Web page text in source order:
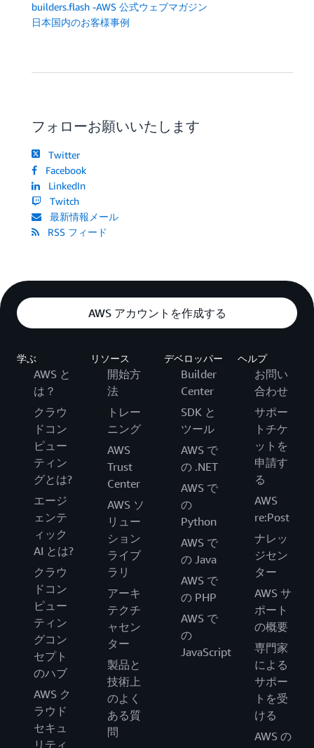
builders.flash -AWS 公式ウェブマガジン
日本国内のお客様事例
フォローお願いいたします
Twitter
Facebook
LinkedIn
Twitch
最新情報メール
RSS フィード
AWS アカウントを作成する
学ぶ
AWS と
は？
クラウ
ドコン
ピュー
ティン
グとは?
エージ
ェンテ
ィック
AI とは?
クラウ
ドコン
ピュー
ティン
グコン
セプト
のハブ
AWS ク
ラウド
セキュ
リティ
リソース
開始方
法
トレー
ニング
AWS
Trust
Center
AWS ソ
リュー
ション
ライブ
ラリ
アーキ
テクチ
ャセン
ター
製品と
技術上
のよく
ある質
問
デベロッパー
Builder
Center
SDK と
ツール
AWS で
の .NET
AWS で
の
Python
AWS で
の Java
AWS で
の PHP
AWS で
の
JavaScript
ヘルプ
お問い
合わせ
サポー
トチケ
ットを
申請す
る
AWS
re:Post
ナレッ
ジセン
ター
AWS サ
ポート
の概要
専門家
による
サポー
トを受
ける
AWS の